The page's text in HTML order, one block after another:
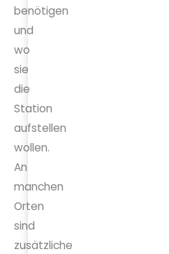
benötigen
und
wo
sie
die
Station
aufstellen
wollen.
An
manchen
Orten
sind
zusätzliche